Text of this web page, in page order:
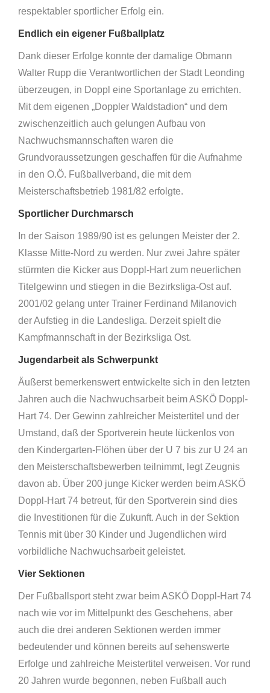
respektabler sportlicher Erfolg ein.
Endlich ein eigener Fußballplatz
Dank dieser Erfolge konnte der damalige Obmann
Walter Rupp die Verantwortlichen der Stadt Leonding
überzeugen, in Doppl eine Sportanlage zu errichten.
Mit dem eigenen „Doppler Waldstadion“ und dem
zwischenzeitlich auch gelungen Aufbau von
Nachwuchsmannschaften waren die
Grundvoraussetzungen geschaffen für die Aufnahme
in den O.Ö. Fußballverband, die mit dem
Meisterschaftsbetrieb 1981/82 erfolgte.
Sportlicher Durchmarsch
In der Saison 1989/90 ist es gelungen Meister der 2.
Klasse Mitte-Nord zu werden. Nur zwei Jahre später
stürmten die Kicker aus Doppl-Hart zum neuerlichen
Titelgewinn und stiegen in die Bezirksliga-Ost auf.
2001/02 gelang unter Trainer Ferdinand Milanovich
der Aufstieg in die Landesliga. Derzeit spielt die
Kampfmannschaft in der Bezirksliga Ost.
Jugendarbeit als Schwerpunkt
Äußerst bemerkenswert entwickelte sich in den letzten
Jahren auch die Nachwuchsarbeit beim ASKÖ Doppl-
Hart 74. Der Gewinn zahlreicher Meistertitel und der
Umstand, daß der Sportverein heute lückenlos von
den Kindergarten-Flöhen über der U 7 bis zur U 24 an
den Meisterschaftsbewerben teilnimmt, legt Zeugnis
davon ab. Über 200 junge Kicker werden beim ASKÖ
Doppl-Hart 74 betreut, für den Sportverein sind dies
die Investitionen für die Zukunft. Auch in der Sektion
Tennis mit über 30 Kinder und Jugendlichen wird
vorbildliche Nachwuchsarbeit geleistet.
Vier Sektionen
Der Fußballsport steht zwar beim ASKÖ Doppl-Hart 74
nach wie vor im Mittelpunkt des Geschehens, aber
auch die drei anderen Sektionen werden immer
bedeutender und können bereits auf sehenswerte
Erfolge und zahlreiche Meistertitel verweisen. Vor rund
20 Jahren wurde begonnen, neben Fußball auch